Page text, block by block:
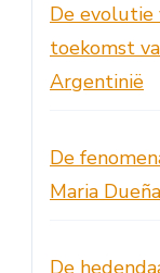
De evolutie
toekomst
Argentinië
De
Maria
De